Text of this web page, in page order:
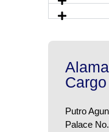
Cargo
Putro
Palace